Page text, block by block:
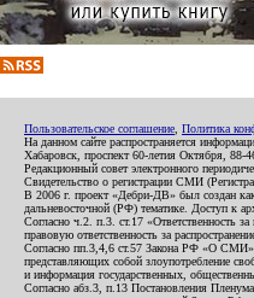
Пользовательское соглашение Политика
На данном сайте распространяется
Хабаровск, проспект 60-летия Октября,
Редакционный совет электронного
Свидетельство о регистрации СМИ
В 2006 г. проект «Дебри-ДВ» был создан
дальневосточной (РФ) тематике. Доступ к
Согласно ч.2. п.3. ст.17 «Ответственность
правовую ответственность за
Согласно пп.3,4,6 ст.57 Закона РФ «О СМИ»,
представляющих собой злоупотребление
и информация государственных,
Согласно абз.3, п.13 Постановления